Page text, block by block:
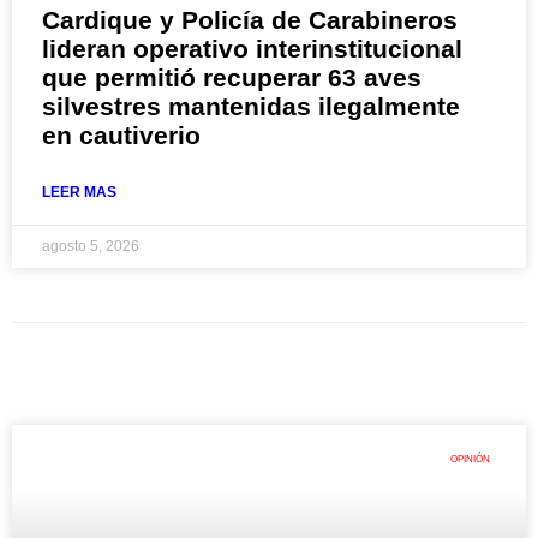
Cardique y Policía de Carabineros
lideran operativo interinstitucional
que permitió recuperar 63 aves
silvestres mantenidas ilegalmente
en cautiverio
LEER MAS
agosto 5, 2026
OPINIÓN